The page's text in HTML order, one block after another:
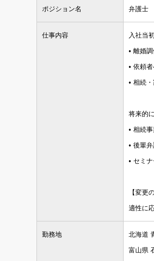
ポジション名 弁護士
仕事内容 入社当
• 離婚
• 依頼
• 相続
将来的
• 相続
• 後輩
• セミ
【変更
適性に
勤務地 北海道
富山県